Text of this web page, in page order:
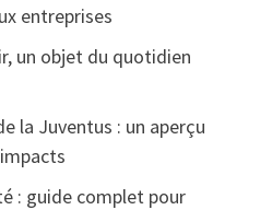
entreprises
un objet du quotidien
la Juventus : un aperçu
: guide complet pour